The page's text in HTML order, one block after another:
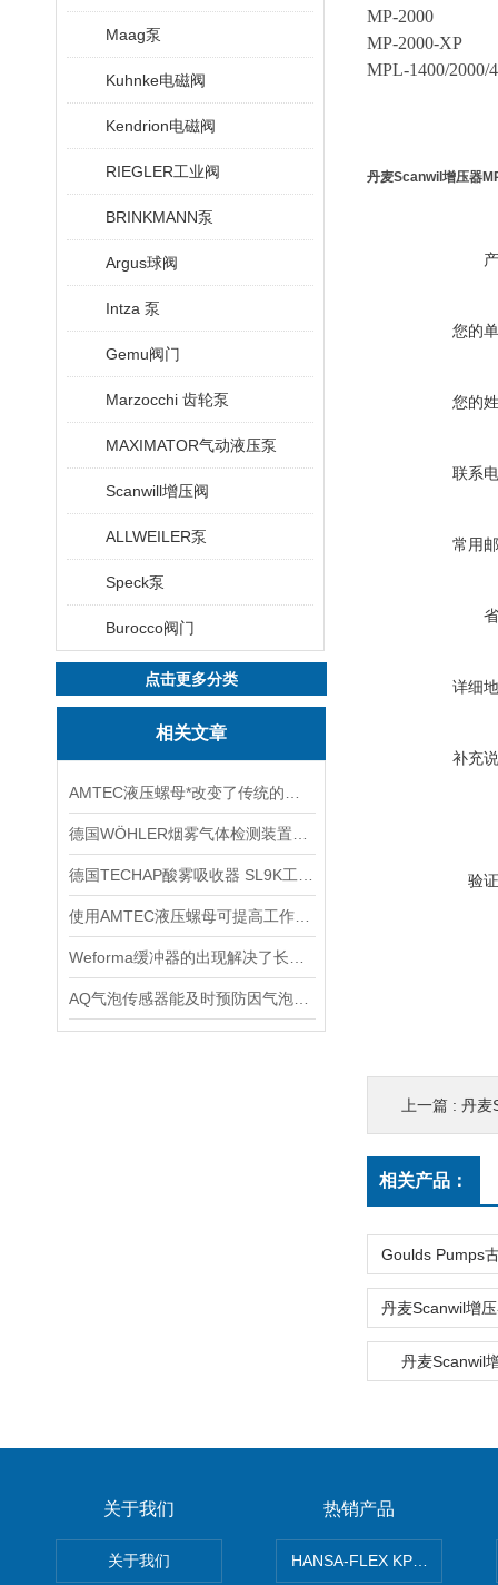
Maag泵
Kuhnke电磁阀
Kendrion电磁阀
RIEGLER工业阀
BRINKMANN泵
Argus球阀
Intza 泵
Gemu阀门
Marzocchi 齿轮泵
MAXIMATOR气动液压泵
Scanwill增压阀
ALLWEILER泵
Speck泵
Burocco阀门
点击更多分类
相关文章
MP-2000
MP-2000-XP
MPL-1400/2000/
丹麦Scanwil增压器
您的
您的
联系
常用
详细
补充
验
上一篇 : 丹麦
相关产品：
丹麦Scanwil
关于我们
关于我们
热销产品
HANSA-FLEX KP100P紧凑